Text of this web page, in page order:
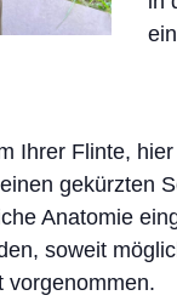
Ihrer Flinte,
gekürzten
Anatomie
soweit
vorgenommen.